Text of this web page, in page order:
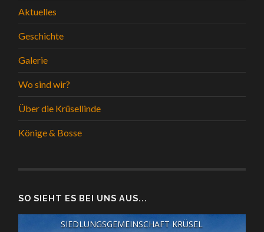
Aktuelles
Geschichte
Galerie
Wo sind wir?
Über die Krüsellinde
Könige & Bosse
SO SIEHT ES BEI UNS AUS...
SIEDLUNGSGEMEINSCHAFT KRÜSEL